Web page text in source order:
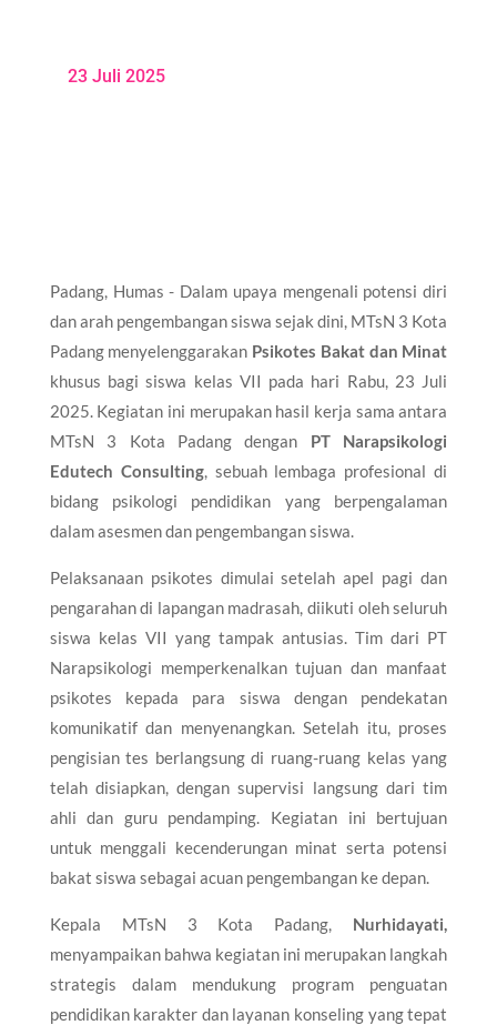
23 Juli 2025
Padang, Humas - Dalam upaya mengenali potensi diri
dan arah pengembangan siswa sejak dini, MTsN 3 Kota
Padang menyelenggarakan Psikotes Bakat dan Minat
khusus bagi siswa kelas VII pada hari Rabu, 23 Juli
2025. Kegiatan ini merupakan hasil kerja sama antara
MTsN 3 Kota Padang dengan PT Narapsikologi
Edutech Consulting, sebuah lembaga profesional di
bidang psikologi pendidikan yang berpengalaman
dalam asesmen dan pengembangan siswa.
Pelaksanaan psikotes dimulai setelah apel pagi dan
pengarahan di lapangan madrasah, diikuti oleh seluruh
siswa kelas VII yang tampak antusias. Tim dari PT
Narapsikologi memperkenalkan tujuan dan manfaat
psikotes kepada para siswa dengan pendekatan
komunikatif dan menyenangkan. Setelah itu, proses
pengisian tes berlangsung di ruang-ruang kelas yang
telah disiapkan, dengan supervisi langsung dari tim
ahli dan guru pendamping. Kegiatan ini bertujuan
untuk menggali kecenderungan minat serta potensi
bakat siswa sebagai acuan pengembangan ke depan.
Kepala MTsN 3 Kota Padang, Nurhidayati,
menyampaikan bahwa kegiatan ini merupakan langkah
strategis dalam mendukung program penguatan
pendidikan karakter dan layanan konseling yang tepat